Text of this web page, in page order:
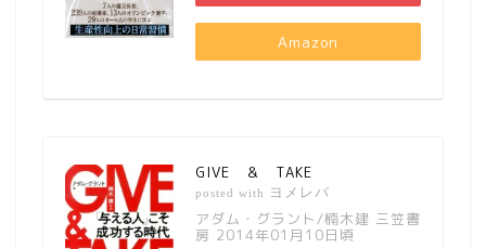
Amazon
GIVE ＆ TAKE
posted with ヨメレバ
アダム・グラント/楠木建 三笠書
房 2014年01月10日頃